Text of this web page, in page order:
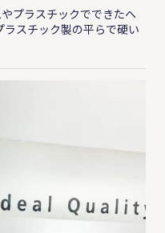
プラスチックでできたヘ
スチック製の平らで硬い